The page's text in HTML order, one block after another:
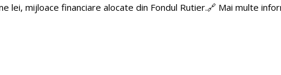
lei, mijloace financiare alocate din Fondul Rutier.🔗 Mai multe